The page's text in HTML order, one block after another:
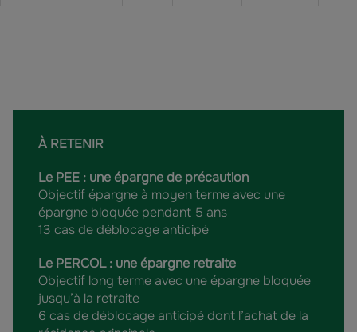
À RETENIR
Le PEE : une épargne de précaution
Objectif épargne à moyen terme avec une
épargne bloquée pendant 5 ans
13 cas de déblocage anticipé
Le PERCOL : une épargne retraite
Objectif long terme avec une épargne bloquée
jusqu’à la retraite
6 cas de déblocage anticipé dont l’achat de la